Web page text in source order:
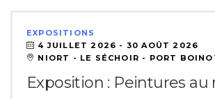
EXPOSITIONS
4 JUILLET 2026 - 30 AOÛT 2026
NIORT - LE SÉCHOIR - PORT
Exposition : Peintures au